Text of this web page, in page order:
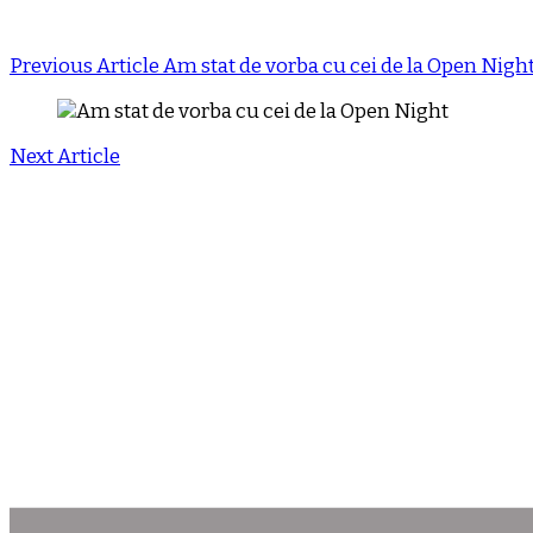
Previous ArticleAm stat de vorba cu cei de la Open
Next Article